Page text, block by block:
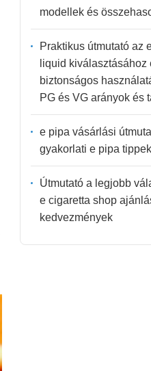
modellek és
Praktikus útmutató az
liquid kiválasztásához
biztonságos
PG és VG arányok és
e pipa vásárlási
gyakorlati e pipa
Útmutató a legjobb
e cigaretta shop
kedvezmények